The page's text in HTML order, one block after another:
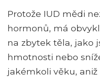
Protože IUD mědi
hormonů, má
na zbytek těla, jako
hmotnosti nebo
jakémkoli věku, aniž